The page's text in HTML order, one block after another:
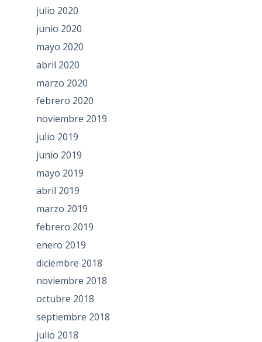
julio 2020
junio 2020
mayo 2020
abril 2020
marzo 2020
febrero 2020
noviembre 2019
julio 2019
junio 2019
mayo 2019
abril 2019
marzo 2019
febrero 2019
enero 2019
diciembre 2018
noviembre 2018
octubre 2018
septiembre 2018
julio 2018